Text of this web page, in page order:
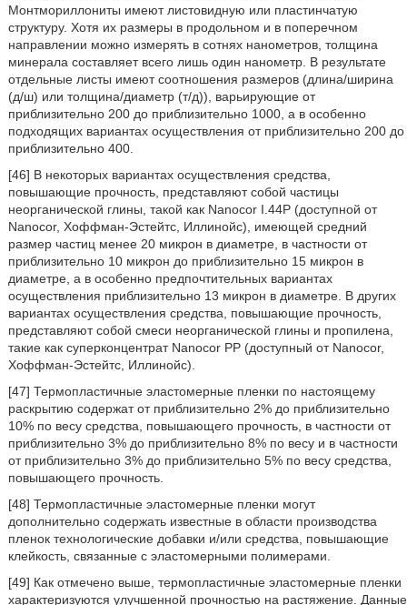
Монтмориллониты имеют листовидную или пластинчатую
структуру. Хотя их размеры в продольном и в поперечном
направлении можно измерять в сотнях нанометров, толщина
минерала составляет всего лишь один нанометр. В результате
отдельные листы имеют соотношения размеров (длина/ширина
(д/ш) или толщина/диаметр (т/д)), варьирующие от
приблизительно 200 до приблизительно 1000, а в особенно
подходящих вариантах осуществления от приблизительно 200 до
приблизительно 400.
[46] В некоторых вариантах осуществления средства,
повышающие прочность, представляют собой частицы
неорганической глины, такой как Nanocor I.44P (доступной от
Nanocor, Хоффман-Эстейтс, Иллинойс), имеющей средний
размер частиц менее 20 микрон в диаметре, в частности от
приблизительно 10 микрон до приблизительно 15 микрон в
диаметре, а в особенно предпочтительных вариантах
осуществления приблизительно 13 микрон в диаметре. В других
вариантах осуществления средства, повышающие прочность,
представляют собой смеси неорганической глины и пропилена,
такие как суперконцентрат Nanocor РР (доступный от Nanocor,
Хоффман-Эстейтс, Иллинойс).
[47] Термопластичные эластомерные пленки по настоящему
раскрытию содержат от приблизительно 2% до приблизительно
10% по весу средства, повышающего прочность, в частности от
приблизительно 3% до приблизительно 8% по весу и в частности
от приблизительно 3% до приблизительно 5% по весу средства,
повышающего прочность.
[48] Термопластичные эластомерные пленки могут
дополнительно содержать известные в области производства
пленок технологические добавки и/или средства, повышающие
клейкость, связанные с эластомерными полимерами.
[49] Как отмечено выше, термопластичные эластомерные пленки
характеризуются улучшенной прочностью на растяжение. Данные